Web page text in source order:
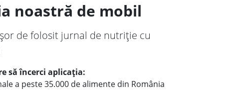
noastră de mobil
de folosit jurnal de nutriție cu
să încerci aplicația:
a peste 35.000 de alimente din România